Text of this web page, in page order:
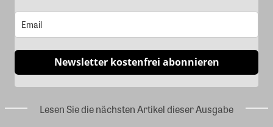
Newsletter kostenfrei abonnieren
Lesen Sie die nächsten Artikel dieser Ausgabe